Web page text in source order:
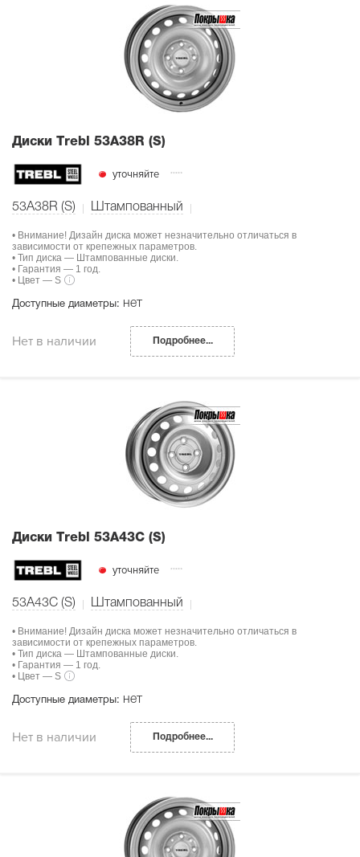
Диски Тrebl 53A38R (S)
уточняйте
53A38R (S) Штампованный
• Внимание! Дизайн диска может незначительно отличаться в
зависимости от крепежных параметров.
• Тип диска — Штампованные диски.
• Гарантия — 1 год.
• Цвет — S
Доступные диаметры: нет
Нет в наличии Подробнее...
Диски Тrebl 53A43C (S)
уточняйте
53A43C (S) Штампованный
• Внимание! Дизайн диска может незначительно отличаться в
зависимости от крепежных параметров.
• Тип диска — Штампованные диски.
• Гарантия — 1 год.
• Цвет — S
Доступные диаметры: нет
Нет в наличии Подробнее...